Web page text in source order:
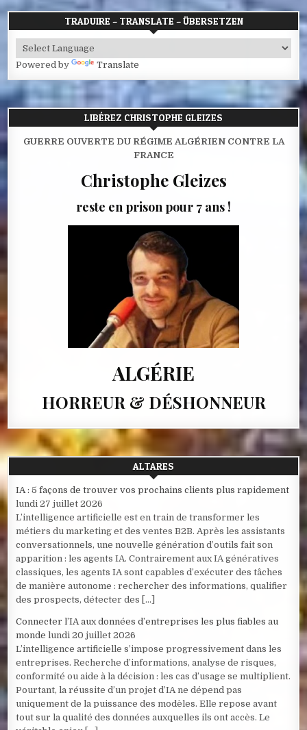
TRADUIRE – TRANSLATE – ÜBERSETZEN
Powered by Translate
LIBÉREZ CHRISTOPHE GLEIZES
GUERRE OUVERTE DU RÉGIME ALGÉRIEN CONTRE LA
FRANCE
Christophe Gleizes
reste en prison pour 7 ans !
ALGÉRIE
HORREUR & DÉSHONNEUR
ALTARES
IA : 5 façons de trouver vos prochains clients plus rapidement
lundi 27 juillet 2026
L’intelligence artificielle est en train de transformer les
métiers du marketing et des ventes B2B. Après les assistants
conversationnels, une nouvelle génération d’outils fait son
apparition : les agents IA. Contrairement aux IA génératives
classiques, les agents IA sont capables d’exécuter des tâches
de manière autonome : rechercher des informations, qualifier
des prospects, détecter des […]
Connecter l’IA aux données d’entreprises les plus fiables au
monde lundi 20 juillet 2026
L’intelligence artificielle s’impose progressivement dans les
entreprises. Recherche d’informations, analyse de risques,
conformité ou aide à la décision : les cas d’usage se multiplient.
Pourtant, la réussite d’un projet d’IA ne dépend pas
uniquement de la puissance des modèles. Elle repose avant
tout sur la qualité des données auxquelles ils ont accès. Le